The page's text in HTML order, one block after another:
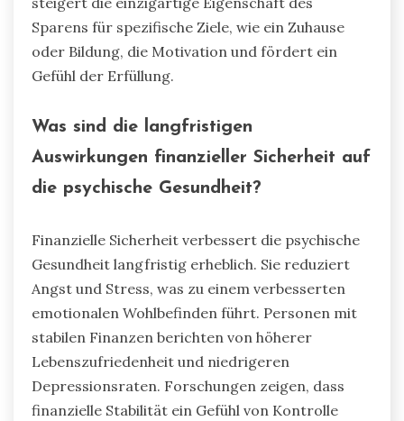
Sparens für spezifische Ziele, wie ein Zuhause
oder Bildung, die Motivation und fördert ein
Gefühl der Erfüllung.
Was sind die langfristigen
Auswirkungen finanzieller Sicherheit auf
die psychische Gesundheit?
Finanzielle Sicherheit verbessert die psychische
Gesundheit langfristig erheblich. Sie reduziert
Angst und Stress, was zu einem verbesserten
emotionalen Wohlbefinden führt. Personen mit
stabilen Finanzen berichten von höherer
Lebenszufriedenheit und niedrigeren
Depressionsraten. Forschungen zeigen, dass
finanzielle Stabilität ein Gefühl von Kontrolle